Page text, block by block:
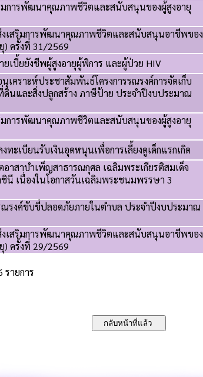
ริมการพัฒนาคุณภาพชีวิตและสนับสนุนของผู้สูงอายุ
งเสริมการพัฒนาคุณภาพชีวิตและสนับสนุนอาชีพของ
) ครั้งที่ 31/2569
เบี้ยยังชีพผู้สูงอายุผู้พิการ และผู้ป่วย HIV
คราะห์ประชาสัมพันธ์โครงการรณรงค์การจัดเก็บ
นและสิ่งปลูกสร้าง ภาษีป้าย ประจำปีงบประมาณ
ริมการพัฒนาคุณภาพชีวิตและสนับสนุนของผู้สูงอายุ
ะเบียนรับเงินอุดหนุนเพื่อการเลี้ยงดูเด็กแรกเกิด
อาสาบำเพ็ญสาธารณกุศล เฉลิมพระเกียรติสมเด็จ
นี เนื่องในโอกาสวันเฉลิมพระชนมพรรษา 3
ณรงค์ขับขี่ปลอดภัยภายในตำบล ประจำปีงบประมาณ
งเสริมการพัฒนาคุณภาพชีวิตและสนับสนุนอาชีพของ
) ครั้งที่ 29/2569
รายการ